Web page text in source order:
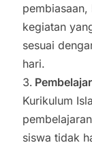
kegiatan
sesuai
hari.
Kurikulum
siswa tidak